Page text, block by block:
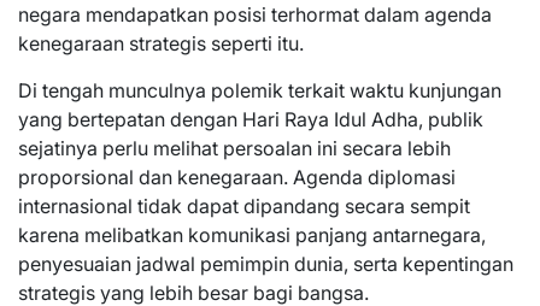
negara mendapatkan posisi terhormat dalam agenda
kenegaraan strategis seperti itu.
Di tengah munculnya polemik terkait waktu kunjungan
yang bertepatan dengan Hari Raya Idul Adha, publik
sejatinya perlu melihat persoalan ini secara lebih
proporsional dan kenegaraan. Agenda diplomasi
internasional tidak dapat dipandang secara sempit
karena melibatkan komunikasi panjang antarnegara,
penyesuaian jadwal pemimpin dunia, serta kepentingan
strategis yang lebih besar bagi bangsa.